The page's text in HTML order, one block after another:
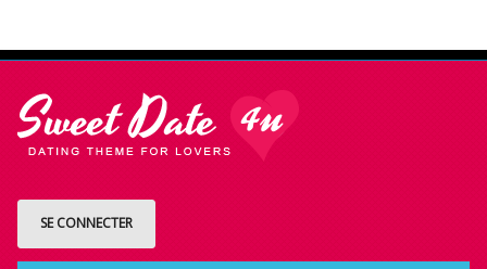
SE CONNECTER